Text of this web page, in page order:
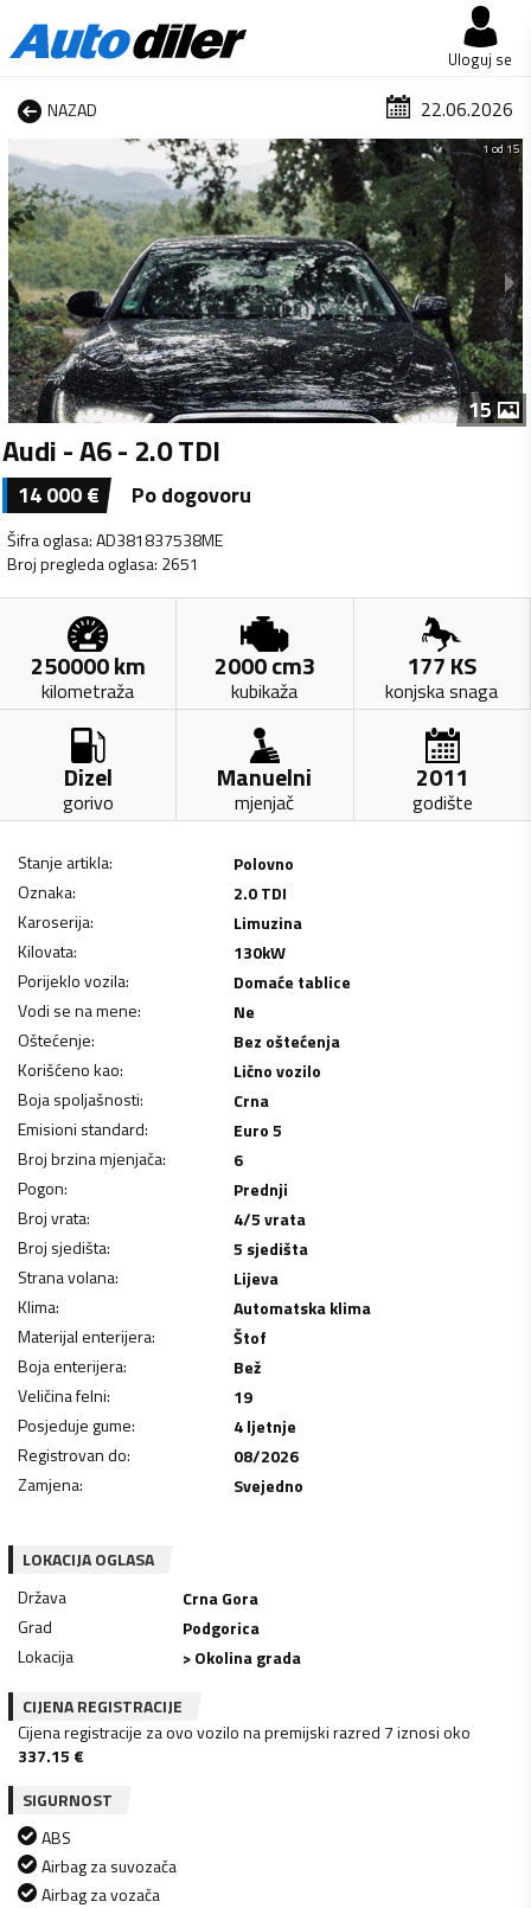
Uloguj se
NAZAD 22.06.2026
1 od 15
15
Audi - A6 - 2.0 TDI
14 000€ Po dogovoru
Šifra oglasa:AD381837538ME
Broj pregleda oglasa: 2651
250000km
kilometraža
2000cm3
kubikaža
177KS
konjska snaga
Dizel
gorivo
Manuelni
mjenjač
2011
godište
Stanje artikla:
Polovno
Oznaka:
2.0 TDI
Karoserija:
Limuzina
Kilovata: 130kW
Porijeklo vozila:
Domaće tablice
Vodi se na mene:
Ne
Oštećenje:
Bez oštećenja
Korišćeno kao:
Lično vozilo
Boja spoljašnosti:
Crna
Emisioni standard:
Euro 5
Broj brzina mjenjača:
6
Pogon:
Prednji
Broj vrata:
4/5 vrata
Broj sjedišta:
5 sjedišta
Strana volana:
Lijeva
Klima:
Automatska klima
Materijal enterijera:
Štof
Boja enterijera:
Bež
Veličina felni:
19
Posjeduje gume:
4 ljetnje
Registrovan do:
08/2026
Zamjena: Svejedno
LOKACIJA OGLASA
Država
Crna Gora
Grad
Podgorica
Lokacija
> Okolina grada
CIJENA REGISTRACIJE
Cijena registracije za ovo vozilo na premijski razred 7 iznosi oko
337.15 €
SIGURNOST
ABS
Airbag za suvozača
Airbag za vozača